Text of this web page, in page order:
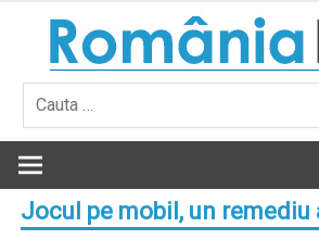
content
Jocul pe mobil, un